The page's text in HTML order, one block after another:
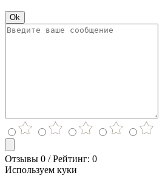
Ok
Отзывы 0 / Рейтинг: 0
Используем куки